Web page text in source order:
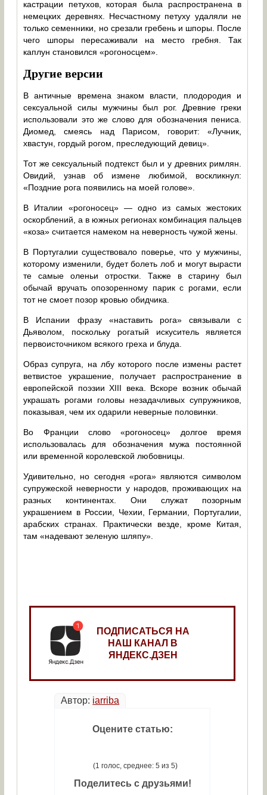
кастрации петухов, которая была распространена в
немецких деревнях. Несчастному петуху удаляли не
только семенники, но срезали гребень и шпоры. После
чего шпоры пересаживали на место гребня. Так
каплун становился «рогоносцем».
Другие версии
В античные времена знаком власти, плодородия и
сексуальной силы мужчины был рог. Древние греки
использовали это же слово для обозначения пениса.
Диомед, смеясь над Парисом, говорит: «Лучник,
хвастун, гордый рогом, преследующий девиц».
Тот же сексуальный подтекст был и у древних римлян.
Овидий, узнав об измене любимой, воскликнул:
«Поздние рога появились на моей голове».
В Италии «рогоносец» — одно из самых жестоких
оскорблений, а в южных регионах комбинация пальцев
«коза» считается намеком на неверность чужой жены.
В Португалии существовало поверье, что у мужчины,
которому изменили, будет болеть лоб и могут вырасти
те самые оленьи отростки. Также в старину был
обычай вручать опозоренному парик с рогами, если
тот не смоет позор кровью обидчика.
В Испании фразу «наставить рога» связывали с
Дьяволом, поскольку рогатый искуситель является
первоисточником всякого греха и блуда.
Образ супруга, на лбу которого после измены растет
ветвистое украшение, получает распространение в
европейской поэзии XIII века. Вскоре возник обычай
украшать рогами головы незадачливых супружников,
показывая, чем их одарили неверные половинки.
Во Франции слово «рогоносец» долгое время
использовалась для обозначения мужа постоянной
или временной королевской любовницы.
Удивительно, но сегодня «рога» являются символом
супружеской неверности у народов, проживающих на
разных континентах. Они служат позорным
украшением в России, Чехии, Германии, Португалии,
арабских странах. Практически везде, кроме Китая,
там «надевают зеленую шляпу».
ПОДПИСАТЬСЯ НА
НАШ КАНАЛ В
ЯНДЕКС.ДЗЕН
Автор: iarriba
Оцените статью:
(1 голос, среднее: 5 из 5)
Поделитесь с друзьями!